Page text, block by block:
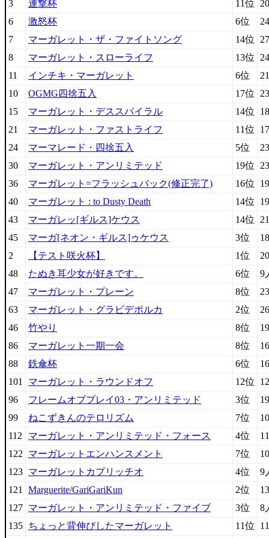
3 連撃杯 11位
6
激怒杯 6位
7
マーガレット・ザ・ファイトソング 14位
8
マーガレット・スローライフ 13位
11
インチキ・マーガレット 6位
10
OGMG四捨五入 17位
15
マーガレット・デススパイラル 14位
21
マーガレット・ファストライフ 11位
24
マーマレード・四捨五入 5位
30
マーガレット・アンリミテッド 19位
36
マーガレット=フラッシュバック(修正完了) 16位
40
マーガレット : to Dusty Death 14位
43
マーガレッ[ギルス]ケウス 14位
45
マーガ[ネオン・ギルス]ゥケウス 3位
2
【テスト咲火杯】 1位
48
たぬき耳少女が好きです。 6位
9
47
マーガレット・プレーン 8位
63
マーガレット・グラビデポルカ 2位
46
竹やり 8位
86
マーガレット一期一会 8位
88
鉄傘杯 6位
101
マーガレット・ラウンドオフ 12位
96
フレームオブプレイ03・アンリミテッド 3位
99
ねこずきんのテロリズム 7位
112
マーガレット・アンリミテッド・フォース 4位
122
マーガレットエンハンスメント 7位
123 マーガレットカプリッチオ 4位
9
121
Marguerite/GariGariKun 2位
127 マーガレット・アンリミテッド・ファイブ 3位
8
135 ちょっと背伸びしたマーガレット 11位